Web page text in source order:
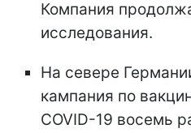
Компания
исследования.
На севере
кампания по
COVID-19 восемь